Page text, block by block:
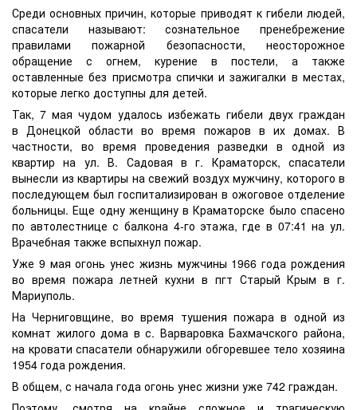
Среди основных причин, которые приводят к гибели людей,
спасатели называют: сознательное пренебрежение
правилами пожарной безопасности, неосторожное
обращение с огнем, курение в постели, а также
оставленные без присмотра спички и зажигалки в местах,
которые легко доступны для детей.
Так, 7 мая чудом удалось избежать гибели двух граждан
в Донецкой области во время пожаров в их домах. В
частности, во время проведения разведки в одной из
квартир на ул. В. Садовая в г. Краматорск, спасатели
вынесли из квартиры на свежий воздух мужчину, которого в
последующем был госпитализирован в ожоговое отделение
больницы. Еще одну женщину в Краматорске было спасено
по автолестнице с балкона 4-го этажа, где в 07:41 на ул.
Врачебная также вспыхнул пожар.
Уже 9 мая огонь унес жизнь мужчины 1966 года рождения
во время пожара летней кухни в пгт Старый Крым в г.
Мариуполь.
На Черниговщине, во время тушения пожара в одной из
комнат жилого дома в с. Варваровка Бахмачского района,
на кровати спасатели обнаружили обгоревшее тело хозяина
1954 года рождения.
В общем, с начала года огонь унес жизни уже 742 граждан.